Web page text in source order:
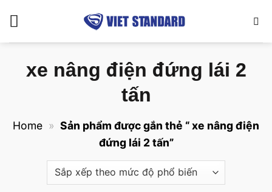
qua
nội
xe nâng điện đứng lái 2
tấn
Home » Sản phẩm được gắn thẻ “ xe nâng điện
đứng lái 2 tấn”